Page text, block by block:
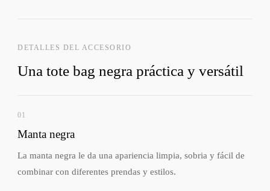
DETALLES DEL ACCESORIO
Una tote bag negra práctica y versátil
01
Manta negra
La manta negra le da una apariencia limpia, sobria y fácil de
combinar con diferentes prendas y estilos.